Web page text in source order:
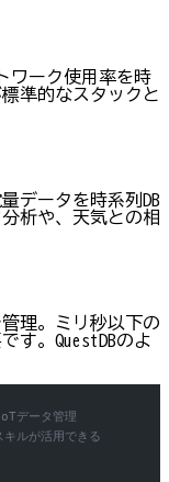
ワーク使用率を時
準的なスタックと
データを時系列DB
析や、天気との相
理。ミリ秒以下の
す。QuestDBのよ
データ管理
ルが活用できる